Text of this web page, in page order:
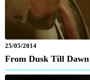
25/05/2014
From Dusk Till